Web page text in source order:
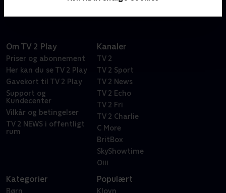
Om TV 2 Play
Priser og abonnement
Her kan du se TV 2 Play
Gavekort til TV 2 Play
Support og
Kundecenter
Vilkår og betingelser
TV 2 NEWS i offentligt
rum
Kanaler
TV 2
TV 2 Sport
TV 2 News
TV 2 Echo
TV 2 Fri
TV 2 Charlie
C More
BritBox
SkyShowtime
Oiii
Kategorier
Børn
Populært
Klovn